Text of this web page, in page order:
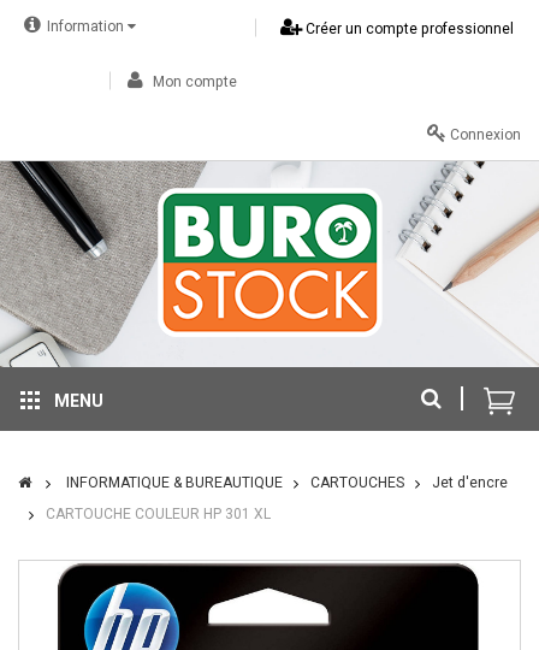
Information Créer un compte professionnel
Mon compte
Connexion
MENU
INFORMATIQUE & BUREAUTIQUE CARTOUCHES
Jet d'encre
CARTOUCHE COULEUR HP 301 XL